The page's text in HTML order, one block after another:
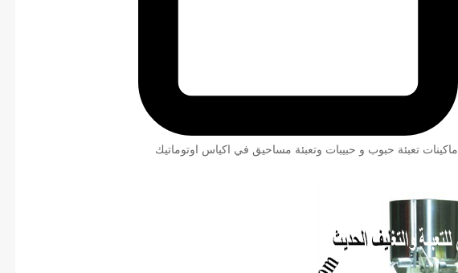
ماكينات تعبئة حبوب و حبيبات وتعبئة مساحيق في اكياس اوتوماتيك